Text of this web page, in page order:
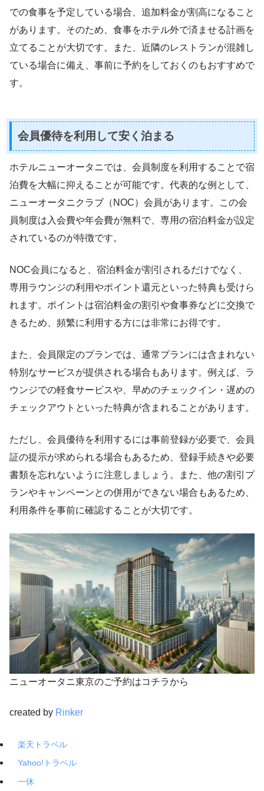
での食事を予定している場合、追加料金が割高になること
があります。そのため、食事をホテル外で済ませる計画を
立てることが大切です。また、近隣のレストランが混雑し
ている場合に備え、事前に予約をしておくのもおすすめで
す。
会員優待を利用して安く泊まる
ホテルニューオータニでは、会員制度を利用することで宿
泊費を大幅に抑えることが可能です。代表的な例として、
ニューオータニクラブ（NOC）会員があります。この会
員制度は入会費や年会費が無料で、専用の宿泊料金が設定
されているのが特徴です。
NOC会員になると、宿泊料金が割引されるだけでなく、
専用ラウンジの利用やポイント還元といった特典も受けら
れます。ポイントは宿泊料金の割引や食事券などに交換で
きるため、頻繁に利用する方には非常にお得です。
また、会員限定のプランでは、通常プランには含まれない
特別なサービスが提供される場合もあります。例えば、ラ
ウンジでの軽食サービスや、早めのチェックイン・遅めの
チェックアウトといった特典が含まれることがあります。
ただし、会員優待を利用するには事前登録が必要で、会員
証の提示が求められる場合もあるため、登録手続きや必要
書類を忘れないように注意しましょう。また、他の割引プ
ランやキャンペーンとの併用ができない場合もあるため、
利用条件を事前に確認することが大切です。
ニューオータニ東京のご予約はコチラから
created by Rinker
楽天トラベル
Yahoo!トラベル
一休